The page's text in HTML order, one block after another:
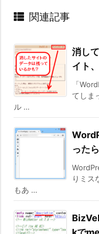
関連記事
消し
イト
「
てしま
ル ...
った
りミス
もあ ...